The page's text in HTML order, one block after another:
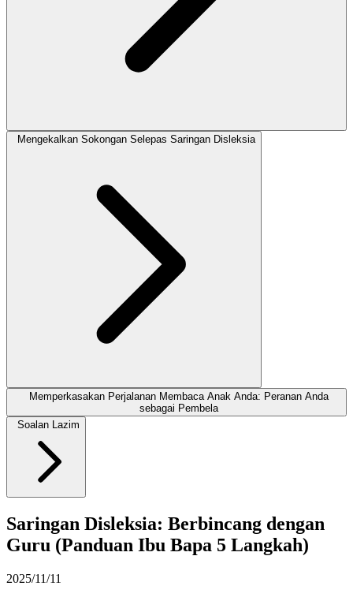
Mengekalkan Sokongan Selepas Saringan Disleksia
Memperkasakan Perjalanan Membaca Anak Anda: Peranan Anda
sebagai Pembela
Soalan Lazim
Saringan Disleksia: Berbincang dengan
Guru (Panduan Ibu Bapa 5 Langkah)
2025/11/11